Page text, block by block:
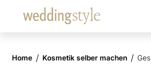
Home / Kosmetik selber machen /